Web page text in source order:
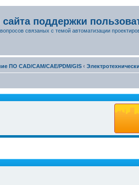
поддержки
связаных с темой автоматизации
ПО CAD/CAM/CAE/PDM/GIS ‹